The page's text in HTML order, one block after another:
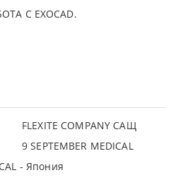
С ЕXOCAD.
FLEXITE COMPANY САЩ
9 SEPTEMBER MEDICAL
- Япония